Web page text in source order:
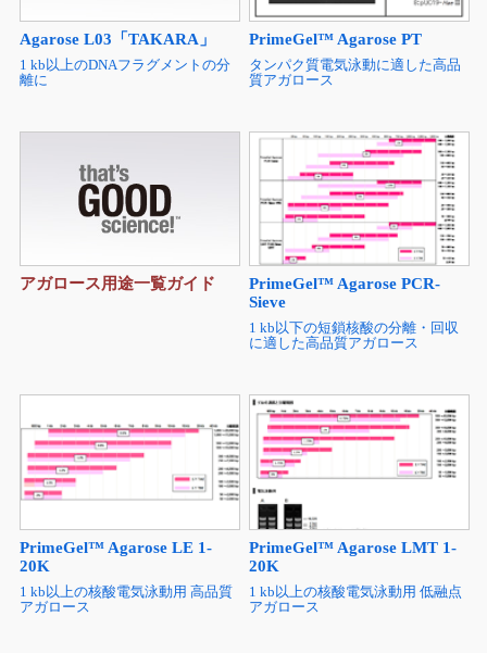
Agarose L03「TAKARA」
1 kb以上のDNAフラグメントの分
離に
PrimeGel™ Agarose PT
タンパク質電気泳動に適した高品
質アガロース
アガロース用途一覧ガイド
PrimeGel™ Agarose PCR-
Sieve
1 kb以下の短鎖核酸の分離・回収
に適した高品質アガロース
PrimeGel™ Agarose LE 1-
20K
1 kb以上の核酸電気泳動用 高品質
アガロース
PrimeGel™ Agarose LMT 1-
20K
1 kb以上の核酸電気泳動用 低融点
アガロース